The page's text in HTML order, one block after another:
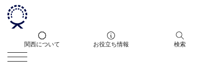
関西について お役立ち情報 検索